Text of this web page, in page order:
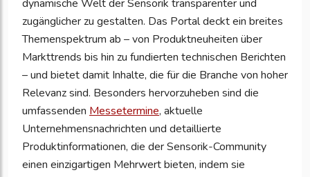
dynamische Welt der Sensorik transparenter und
zugänglicher zu gestalten. Das Portal deckt ein breites
Themenspektrum ab – von Produktneuheiten über
Markttrends bis hin zu fundierten technischen Berichten
– und bietet damit Inhalte, die für die Branche von hoher
Relevanz sind. Besonders hervorzuheben sind die
umfassenden Messetermine, aktuelle
Unternehmensnachrichten und detaillierte
Produktinformationen, die der Sensorik-Community
einen einzigartigen Mehrwert bieten, indem sie